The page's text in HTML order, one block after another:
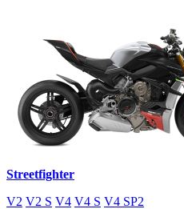
Streetfighter
V2 V2 S V4 V4 S V4 SP2